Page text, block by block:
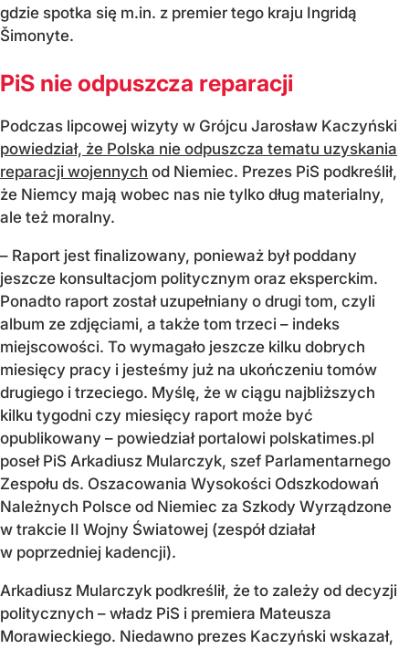
gdzie spotka się m.in. z premier tego kraju Ingridą
Šimonyte.
PiS nie odpuszcza reparacji
Podczas lipcowej wizyty w Grójcu Jarosław Kaczyński
powiedział, że Polska nie odpuszcza tematu uzyskania
reparacji wojennych od Niemiec. Prezes PiS podkreślił,
że Niemcy mają wobec nas nie tylko dług materialny,
ale też moralny.
– Raport jest finalizowany, ponieważ był poddany
jeszcze konsultacjom politycznym oraz eksperckim.
Ponadto raport został uzupełniany o drugi tom, czyli
album ze zdjęciami, a także tom trzeci – indeks
miejscowości. To wymagało jeszcze kilku dobrych
miesięcy pracy i jesteśmy już na ukończeniu tomów
drugiego i trzeciego. Myślę, że w ciągu najbliższych
kilku tygodni czy miesięcy raport może być
opublikowany – powiedział portalowi polskatimes.pl
poseł PiS Arkadiusz Mularczyk, szef Parlamentarnego
Zespołu ds. Oszacowania Wysokości Odszkodowań
Należnych Polsce od Niemiec za Szkody Wyrządzone
w trakcie II Wojny Światowej (zespół działał
w poprzedniej kadencji).
Arkadiusz Mularczyk podkreślił, że to zależy od decyzji
politycznych – władz PiS i premiera Mateusza
Morawieckiego. Niedawno prezes Kaczyński wskazał,